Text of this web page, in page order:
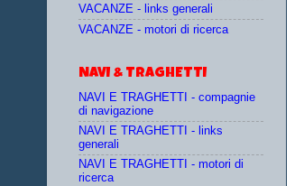
VACANZE - links generali
VACANZE - motori di ricerca
NAVI & TRAGHETTI
NAVI E TRAGHETTI - compagnie
di navigazione
NAVI E TRAGHETTI - links
generali
NAVI E TRAGHETTI - motori di
ricerca